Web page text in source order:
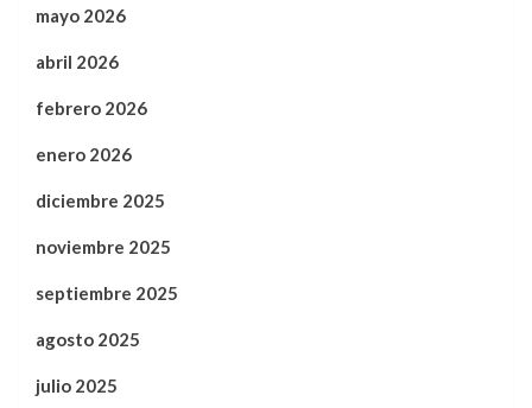
mayo 2026
abril 2026
febrero 2026
enero 2026
diciembre 2025
noviembre 2025
septiembre 2025
agosto 2025
julio 2025